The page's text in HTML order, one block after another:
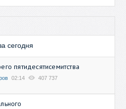
сегодня
пятидесятисемитства
02:14 407 737